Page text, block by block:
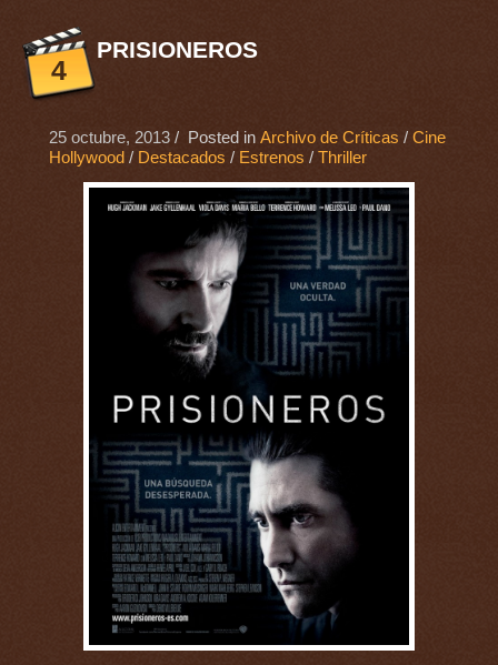
4
PRISIONEROS
25 octubre, 2013/ Posted in Archivo de Críticas / Cine
Hollywood / Destacados / Estrenos / Thriller